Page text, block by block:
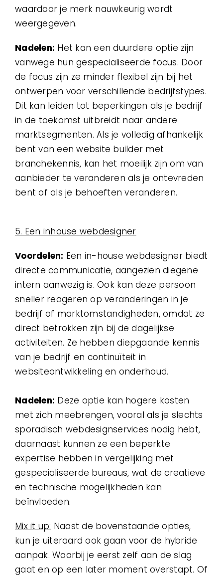
waardoor je merk nauwkeurig wordt
weergegeven.
Nadelen: Het kan een duurdere optie zijn
vanwege hun gespecialiseerde focus. Door
de focus zijn ze minder flexibel zijn bij het
ontwerpen voor verschillende bedrijfstypes.
Dit kan leiden tot beperkingen als je bedrijf
in de toekomst uitbreidt naar andere
marktsegmenten. Als je volledig afhankelijk
bent van een website builder met
branchekennis, kan het moeilijk zijn om van
aanbieder te veranderen als je ontevreden
bent of als je behoeften veranderen.
5. Een inhouse webdesigner
Voordelen: Een in-house webdesigner biedt
directe communicatie, aangezien diegene
intern aanwezig is. Ook kan deze persoon
sneller reageren op veranderingen in je
bedrijf of marktomstandigheden, omdat ze
direct betrokken zijn bij de dagelijkse
activiteiten. Ze hebben diepgaande kennis
van je bedrijf en continuïteit in
websiteontwikkeling en onderhoud.
Nadelen: Deze optie kan hogere kosten
met zich meebrengen, vooral als je slechts
sporadisch webdesignservices nodig hebt,
daarnaast kunnen ze een beperkte
expertise hebben in vergelijking met
gespecialiseerde bureaus, wat de creatieve
en technische mogelijkheden kan
beïnvloeden.
Mix it up: Naast de bovenstaande opties,
kun je uiteraard ook gaan voor de hybride
aanpak. Waarbij je eerst zelf aan de slag
gaat en op een later moment overstapt. Of